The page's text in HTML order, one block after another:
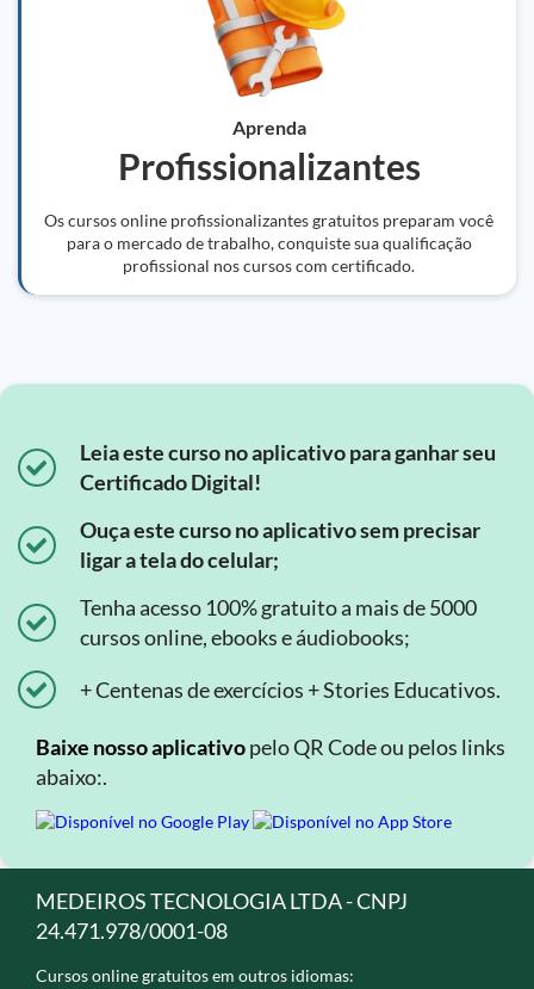
Aprenda
Profissionalizantes
Os cursos online profissionalizantes gratuitos preparam você
para o mercado de trabalho, conquiste sua qualificação
profissional nos cursos com certificado.
Leia este curso no aplicativo para ganhar seu
Certificado Digital!
Ouça este curso no aplicativo sem precisar
ligar a tela do celular;
Tenha acesso 100% gratuito a mais de 5000
cursos online, ebooks e áudiobooks;
+ Centenas de exercícios + Stories Educativos.
Baixe nosso aplicativopelo QR Code ou pelos links
abaixo:.
MEDEIROS TECNOLOGIA LTDA - CNPJ
24.471.978/0001-08
Cursos online gratuitos em outros idiomas: